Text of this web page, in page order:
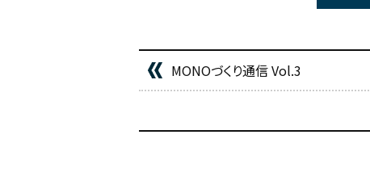
MONOづくり通信 Vol.3